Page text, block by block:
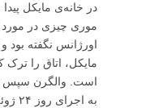
در خانه‌ی مایکل
موری چیزی در مورد
اورژانس نگفته بود
مایکل، اتاق را
به